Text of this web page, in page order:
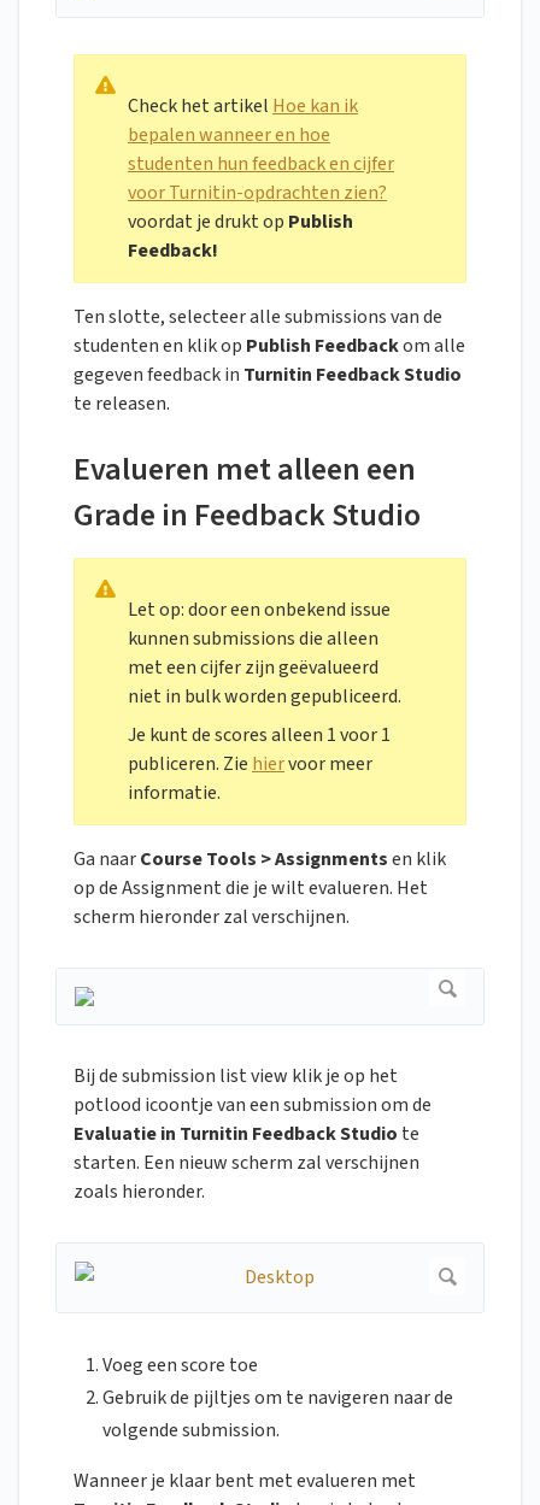
Check het artikel Hoe kan ik
bepalen wanneer en hoe
studenten hun feedback en cijfer
voor Turnitin-opdrachten zien?
voordat je drukt op Publish
Feedback!
Ten slotte, selecteer alle submissions van de
studenten en klik op Publish Feedbackom alle
gegeven feedback in Turnitin Feedback Studio
te releasen.
Evalueren met alleen een
Grade in Feedback Studio
Let op: door een onbekend issue
kunnen submissions die alleen
met een cijfer zijn geëvalueerd
niet in bulk worden gepubliceerd.
Je kunt de scores alleen 1 voor 1
publiceren. Zie hiervoor meer
informatie.
Ga naarCourse Tools > Assignmentsen klik
op de Assignment die je wilt evalueren. Het
scherm hieronder zal verschijnen.
Bij de submission list view klik je op het
potlood icoontje van een submission om de
Evaluatie in Turnitin Feedback Studio te
starten. Een nieuw scherm zal verschijnen
zoals hieronder.
Voeg een score toe
Gebruik de pijltjes om te navigeren naar de
volgende submission.
Wanneer je klaar bent met evalueren met